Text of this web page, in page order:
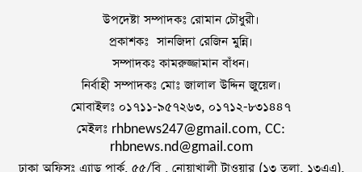
উপদেষ্টা সম্পাদকঃ রোমান চৌধুরী।
প্রকাশকঃ সানজিদা রেজিন মুন্নি।
সম্পাদকঃ কামরুজ্জামান বাঁধন।
নির্বাহী সম্পাদকঃ মোঃ জালাল উদ্দিন জুয়েল।
মোবাইলঃ ০১৭১১-৯৫৭২৬৩, ০১৭১২-৮৩১৪৪৭
মেইলঃ rhbnews247@gmail.com, CC:
rhbnews.nd@gmail.com
ঢাকা অফিসঃ এ্যাড পার্ক, ৫৫/বি , নোয়াখালী টাওয়ার (১৩ তলা, ১৩এএ),